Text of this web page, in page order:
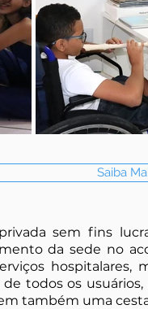
Saiba
sem fins
da sede no
todos os
também uma